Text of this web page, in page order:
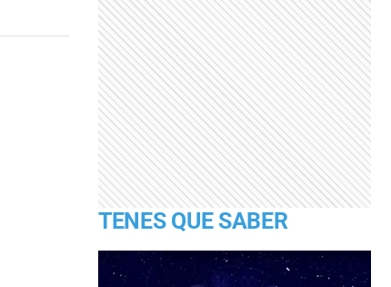
TENES QUE SABER